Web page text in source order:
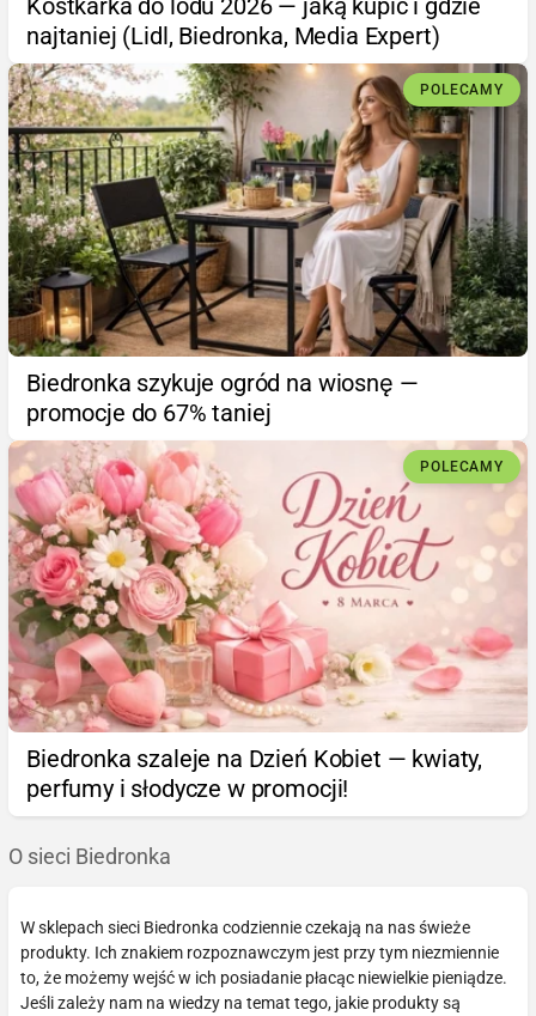
Kostkarka do lodu 2026 — jaką kupić i gdzie
najtaniej (Lidl, Biedronka, Media Expert)
POLECAMY
Biedronka szykuje ogród na wiosnę —
promocje do 67% taniej
POLECAMY
Biedronka szaleje na Dzień Kobiet — kwiaty,
perfumy i słodycze w promocji!
O sieci Biedronka
W sklepach sieci Biedronka codziennie czekają na nas świeże
produkty. Ich znakiem rozpoznawczym jest przy tym niezmiennie
to, że możemy wejść w ich posiadanie płacąc niewielkie pieniądze.
Jeśli zależy nam na wiedzy na temat tego, jakie produkty są